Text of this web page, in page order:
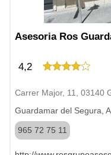
Asesoria Ros
4,2
Carrer Major, 11, 03140
Guardamar del Segura,
965 72 75 11